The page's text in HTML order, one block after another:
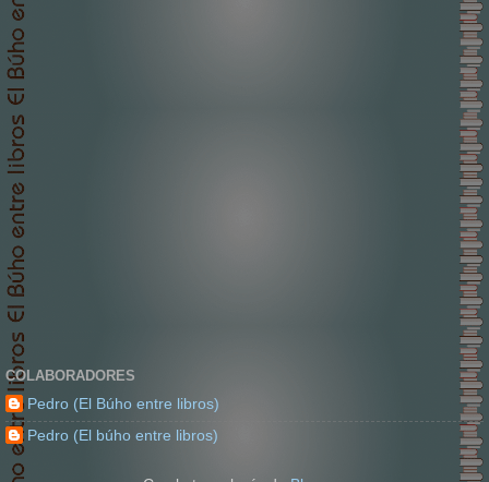
COLABORADORES
Pedro (El Búho entre libros)
Pedro (El búho entre libros)